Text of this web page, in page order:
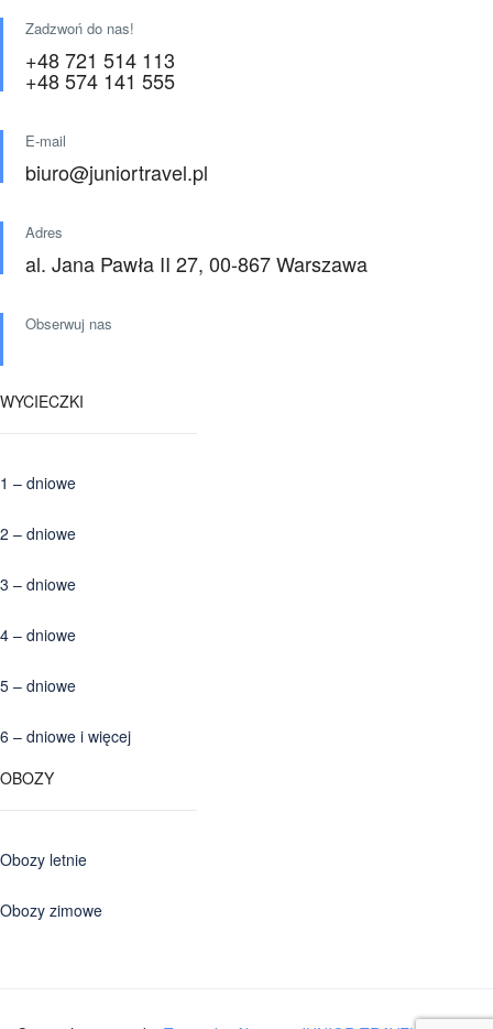
Zadzwoń do nas!
+48 721 514 113
+48 574 141 555
E-mail
biuro@juniortravel.pl
Adres
al. Jana Pawła II 27, 00-867 Warszawa
Obserwuj nas
WYCIECZKI
1 – dniowe
2 – dniowe
3 – dniowe
4 – dniowe
5 – dniowe
6 – dniowe i więcej
OBOZY
Obozy letnie
Obozy zimowe